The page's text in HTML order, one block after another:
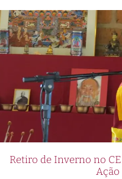
Retiro de Inverno no